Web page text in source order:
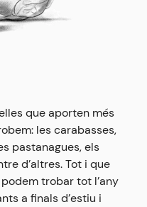
que aporten més
les carabasses,
pastanagues, els
d’altres. Tot i que
trobar tot l’any
a finals d’estiu i